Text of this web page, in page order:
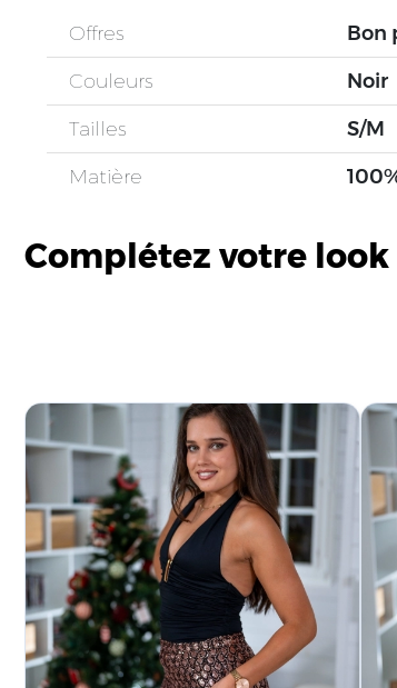
Offres
Bon
Couleurs
Noir
Tailles
S/M
Matière
Complétez votre look